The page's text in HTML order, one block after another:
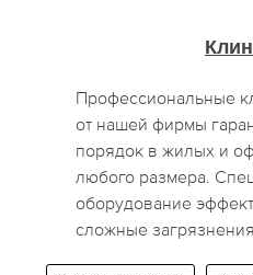
Профессиональные
от нашей фирмы
порядок в жилых и
любого размера.
оборудование
сложные